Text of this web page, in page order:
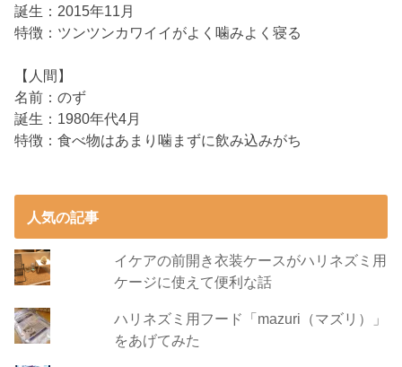
誕生：2015年11月
特徴：ツンツンカワイイがよく噛みよく寝る
【人間】
名前：のず
誕生：1980年代4月
特徴：食べ物はあまり噛まずに飲み込みがち
人気の記事
イケアの前開き衣装ケースがハリネズミ用
ケージに使えて便利な話
ハリネズミ用フード「mazuri（マズリ）」
をあげてみた